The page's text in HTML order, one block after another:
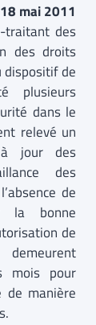
mai 2011
traitant des
des droits
dispositif de
plusieurs
dans le
relevé un
jour des
des
de
la bonne
de
mois pour
de manière